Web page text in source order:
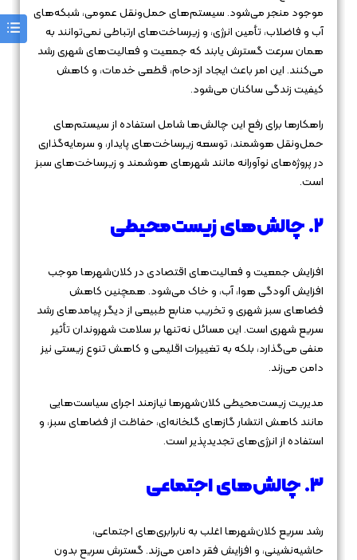
موجود منجر می‌شود. سیستم‌های حمل‌ونقل عمومی، شبکه‌های
آب و فاضلاب، تأمین انرژی، و زیرساخت‌های ارتباطی نمی‌توانند به
همان سرعت گسترش یابند که جمعیت و فعالیت‌های شهری رشد
می‌کنند. این امر باعث ایجاد ازدحام، قطعی خدمات، و کاهش
کیفیت زندگی ساکنان می‌شود.
راهکارها برای رفع این چالش‌ها شامل استفاده از سیستم‌های
حمل‌ونقل هوشمند، توسعه زیرساخت‌های پایدار، و سرمایه‌گذاری
در پروژه‌های نوآورانه مانند شهرهای هوشمند و زیرساخت‌های سبز
است.
۲. چالش‌های زیست‌محیطی
افزایش جمعیت و فعالیت‌های اقتصادی در کلان‌شهرها موجب
افزایش آلودگی هوا، آب، و خاک می‌شود. همچنین کاهش
فضاهای سبز شهری و تخریب منابع طبیعی از دیگر پیامدهای رشد
سریع شهری است. این مسائل نه‌تنها بر سلامت شهروندان تأثیر
منفی می‌گذارد، بلکه به تغییرات اقلیمی و کاهش تنوع زیستی نیز
دامن می‌زند.
مدیریت زیست‌محیطی کلان‌شهرها نیازمند اجرای سیاست‌هایی
مانند کاهش انتشار گازهای گلخانه‌ای، حفاظت از فضاهای سبز، و
استفاده از انرژی‌های تجدیدپذیر است.
۳. چالش‌های اجتماعی
رشد سریع کلان‌شهرها اغلب به نابرابری‌های اجتماعی،
حاشیه‌نشینی، و افزایش فقر دامن می‌زند. گسترش سریع بدون